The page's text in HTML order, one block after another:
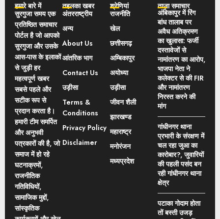
हमारे बारे में
सुरगुजा समय एक
प्रतिष्ठित समाचार
पोर्टल है जो आपको
सुरगुजा और उसके
आस-पास के इलाकों
से जुड़ी हर
महत्वपूर्ण खबर
सबसे पहले और
सटीक रूप से
प्रदान करता है।
हमारी टीम समर्पित
और अनुभवी
पत्रकारों की है, जो
समाज में हो रहे
घटनाक्रमों,
राजनीतिक
गतिविधियों,
सामाजिक मुद्दों,
सांस्कृतिक
तहलका खबर
अंतरराष्ट्रीय
अन्य
About Us
आंतरिक भाग
Contact Us
उड़ीसा
Terms &
Conditions
Privacy Policy
Disclaimer
श्रेणियां
राजनीति
खेल
छत्तीसगढ़
अम्बिकापुर
अयोध्या
उड़ीसा
जीवन शैली
झारखण्ड
महाराष्ट्र
मनोरंजन
मध्यप्रदेश
ताज़ा समाचार
अंबिकापुर में रिंग
बांध तालाब पर
अवैध अतिक्रमण
का खुलासा: फर्जी
दस्तावेजों से
नामांतरण का आरोप,
भाजपा नेता ने
कलेक्टर से की FIR
और नामांतरण
निरस्त करने की
मांग
गांधीनगर थाना
प्रभारी के संरक्षण में
चल रहा जुआ का
कारोबार?, जुवारियों
की पहली पसंद बन
रही गांधीनगर थाना
क्षेत्र
पटाका गोदाम होता
तों बस्ती उजड़